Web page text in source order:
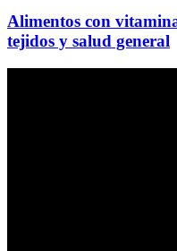
Alimentos con
tejidos y salud general